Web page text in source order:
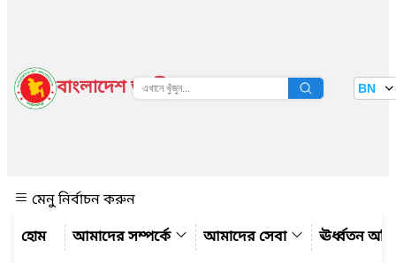
বাংলাদেশ জাতীয় তথ্য বাতায়ন BN
মেনু নির্বাচন করুন
আমাদের সম্পর্কে
আমাদের সেবা ঊর্ধ্বতন